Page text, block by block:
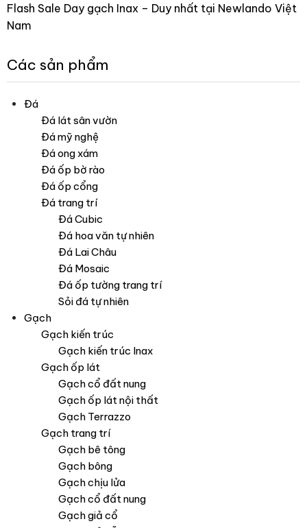
Flash Sale Day gạch Inax – Duy nhất tại Newlando Việt
Nam
Các sản phẩm
Đá
Đá lát sân vườn
Đá mỹ nghệ
Đá ong xám
Đá ốp bờ rào
Đá ốp cổng
Đá trang trí
Đá Cubic
Đá hoa văn tự nhiên
Đá Lai Châu
Đá Mosaic
Đá ốp tường trang trí
Sỏi đá tự nhiên
Gạch
Gạch kiến trúc
Gạch kiến trúc Inax
Gạch ốp lát
Gạch cổ đất nung
Gạch ốp lát nội thất
Gạch Terrazzo
Gạch trang trí
Gạch bê tông
Gạch bông
Gạch chịu lửa
Gạch cổ đất nung
Gạch giả cổ